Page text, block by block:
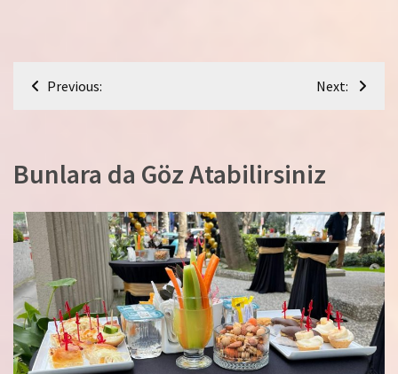
YazıPrevious: Next:
Bunlara da Göz Atabilirsiniz